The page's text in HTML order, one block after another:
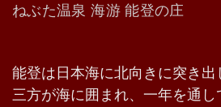
ねぶた温泉 海游 能登の庄
能登は日本海に北向きに突き出
三方が海に囲まれ、一年を通